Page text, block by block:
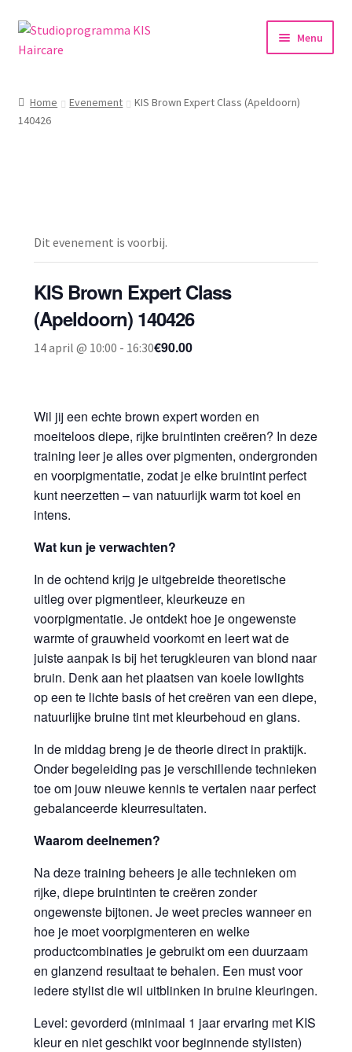
Ga
door
Ga
direct
inhoud
Menu
Home Evenement
KIS Brown Expert Class (Apeldoorn)
140426
Dit evenement is voorbij.
KIS Brown Expert Class
(Apeldoorn) 140426
14 april @ 10:00 - 16:30€90.00
Wil jij een echte brown expert worden en
moeiteloos diepe, rijke bruintinten creëren? In deze
training leer je alles over pigmenten, ondergronden
en voorpigmentatie, zodat je elke bruintint perfect
kunt neerzetten – van natuurlijk warm tot koel en
intens.
Wat kun je verwachten?
In de ochtend krijg je uitgebreide theoretische
uitleg over pigmentleer, kleurkeuze en
voorpigmentatie. Je ontdekt hoe je ongewenste
warmte of grauwheid voorkomt en leert wat de
juiste aanpak is bij het terugkleuren van blond naar
bruin. Denk aan het plaatsen van koele lowlights
op een te lichte basis of het creëren van een diepe,
natuurlijke bruine tint met kleurbehoud en glans.
In de middag breng je de theorie direct in praktijk.
Onder begeleiding pas je verschillende technieken
toe om jouw nieuwe kennis te vertalen naar perfect
gebalanceerde kleurresultaten.
Waarom deelnemen?
Na deze training beheers je alle technieken om
rijke, diepe bruintinten te creëren zonder
ongewenste bijtonen. Je weet precies wanneer en
hoe je moet voorpigmenteren en welke
productcombinaties je gebruikt om een duurzaam
en glanzend resultaat te behalen. Een must voor
iedere stylist die wil uitblinken in bruine kleuringen.
Level: gevorderd (minimaal 1 jaar ervaring met KIS
kleur en niet geschikt voor beginnende stylisten)